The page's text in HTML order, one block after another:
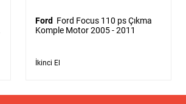
Ford
Komple Motor 2005 - 2011
İkinci El